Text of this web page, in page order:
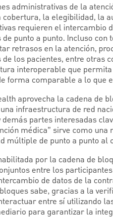
administrativas de la
la elegibilidad, la
requieren el intercambio
de punto a punto. Incluso
retrasos en la atención,
los pacientes, entre otras
interoperable que
forma comparable a lo que
aprovecha la cadena de
infraestructura de red
demás partes interesadas
médica” sirve como
múltiple de punto a punto al
por la cadena de
entre los
de datos de la
sabe, gracias a la
entre sí utilizando
para garantizar la